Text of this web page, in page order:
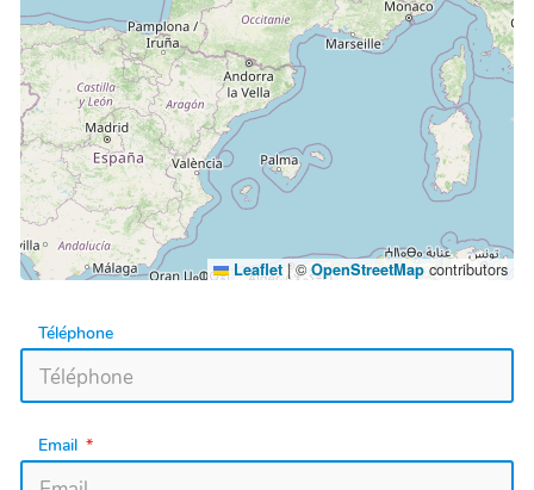
Leaflet |©OpenStreetMap contributors
Téléphone
Email